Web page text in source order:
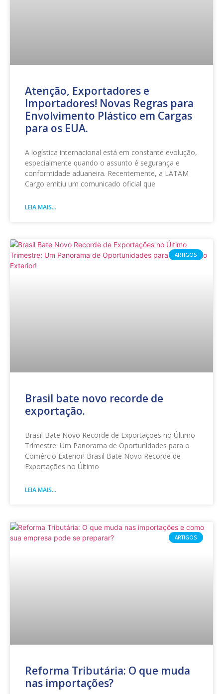
Atenção, Exportadores e
Importadores! Novas Regras para
Envolvimento Plástico em Cargas
para os EUA.
A logística internacional está em constante evolução,
especialmente quando o assunto é segurança e
conformidade aduaneira. Recentemente, a LATAM
Cargo emitiu um comunicado oficial que
LEIA MAIS...
ARTIGOS
Brasil bate novo recorde de
exportação.
Brasil Bate Novo Recorde de Exportações no Último
Trimestre: Um Panorama de Oportunidades para o
Comércio Exterior! Brasil Bate Novo Recorde de
Exportações no Último
LEIA MAIS...
ARTIGOS
Reforma Tributária: O que muda
nas importações?